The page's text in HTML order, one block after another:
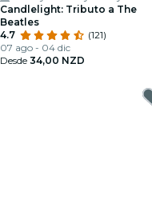
Candlelight: Tributo a The
Beatles
4.7
(121)
07 ago - 04 dic
Desde 34,00 NZD